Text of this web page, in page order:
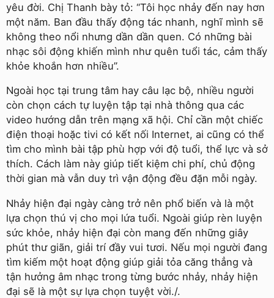
yêu đời. Chị Thanh bày tỏ: “Tôi học nhảy đến nay hơn
một năm. Ban đầu thấy động tác nhanh, nghĩ mình sẽ
không theo nổi nhưng dần dần quen. Có những bài
nhạc sôi động khiến mình như quên tuổi tác, cảm thấy
khỏe khoắn hơn nhiều”.
Ngoài học tại trung tâm hay câu lạc bộ, nhiều người
còn chọn cách tự luyện tập tại nhà thông qua các
video hướng dẫn trên mạng xã hội. Chỉ cần một chiếc
điện thoại hoặc tivi có kết nối Internet, ai cũng có thể
tìm cho mình bài tập phù hợp với độ tuổi, thể lực và sở
thích. Cách làm này giúp tiết kiệm chi phí, chủ động
thời gian mà vẫn duy trì vận động đều đặn mỗi ngày.
Nhảy hiện đại ngày càng trở nên phổ biến và là một
lựa chọn thú vị cho mọi lứa tuổi. Ngoài giúp rèn luyện
sức khỏe, nhảy hiện đại còn mang đến những giây
phút thư giãn, giải trí đầy vui tươi. Nếu mọi người đang
tìm kiếm một hoạt động giúp giải tỏa căng thẳng và
tận hưởng âm nhạc trong từng bước nhảy, nhảy hiện
đại sẽ là một sự lựa chọn tuyệt vời./.